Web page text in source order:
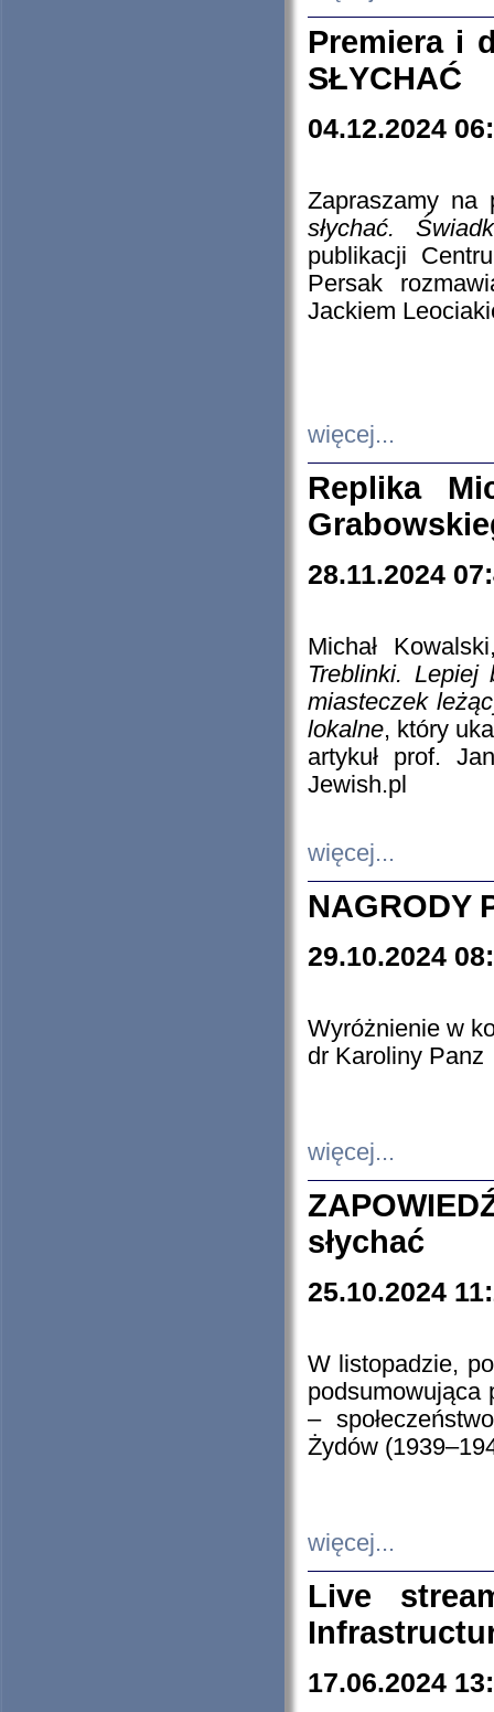
Premiera i
SŁYCHAĆ
04.12.2024
Zapraszamy
słychać.
publikacji
Persak
Jackiem
więcej...
Replika
28.11.2024
Michał
Treblinki. Lepiej
miasteczek
lokalne, który
artykuł prof.
Jewish.pl
więcej...
NAGRODY
29.10.2024
Wyróżnienie w
dr Karoliny Panz
więcej...
słychać
25.10.2024
W listopadzie,
podsumowująca
–
Żydów
więcej...
Live
17.06.2024